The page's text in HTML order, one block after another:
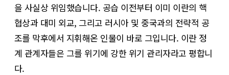
을 사실상 위임했습니다. 공습 이전부터 이미 이란의 핵
협상과 대미 외교, 그리고 러시아 및 중국과의 전략적 공
조를 막후에서 지휘해온 인물이 바로 그입니다. 이란 정
계 관계자들은 그를 위기에 강한 위기 관리자라고 평합니
다.